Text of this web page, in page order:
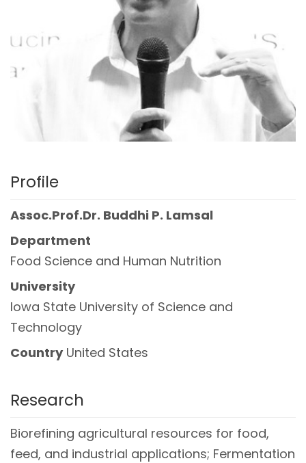
Profile
Assoc.Prof.Dr. Buddhi P. Lamsal
Department
Food Science and Human Nutrition
University
Iowa State University of Science and
Technology
Country United States
Research
Biorefining agricultural resources for food,
feed, and industrial applications; Fermentation